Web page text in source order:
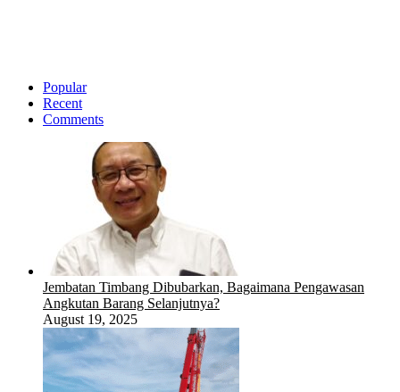
Popular
Recent
Comments
Jembatan Timbang Dibubarkan, Bagaimana Pengawasan
Angkutan Barang Selanjutnya?
August 19, 2025